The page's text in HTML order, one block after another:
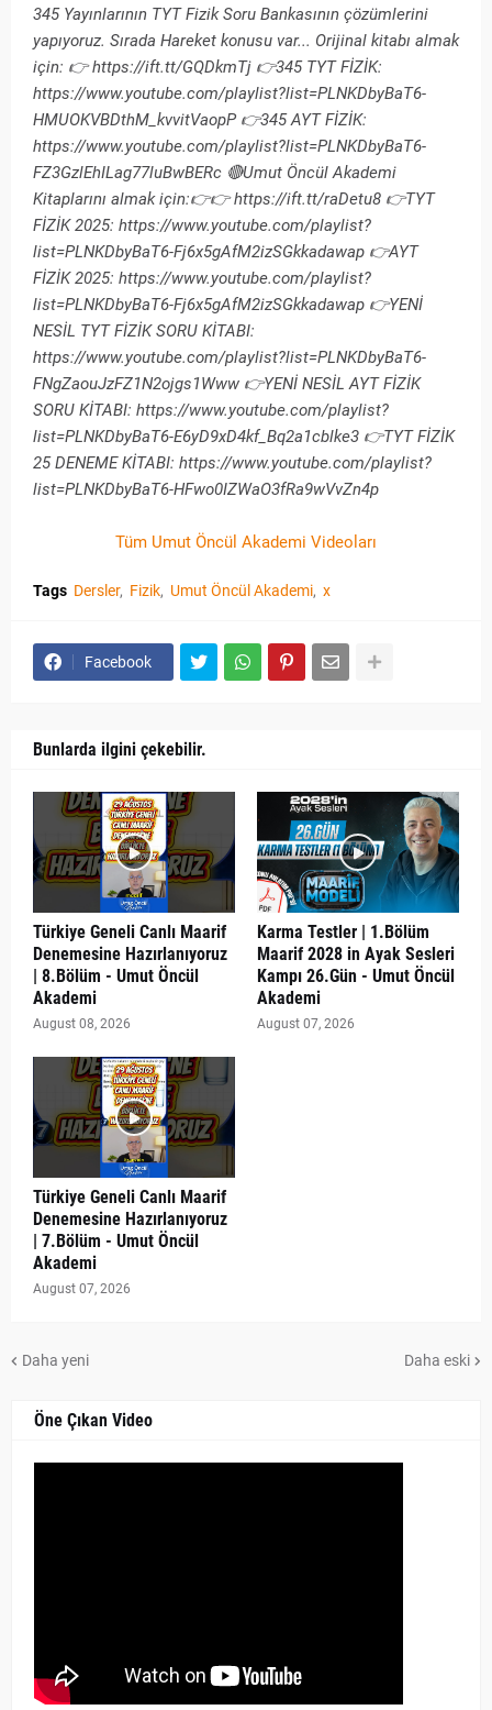
345 Yayınlarının TYT Fizik Soru Bankasının çözümlerini
yapıyoruz. Sırada Hareket konusu var... Orijinal kitabı almak
için: 👉 https://ift.tt/GQDkmTj 👉345 TYT FİZİK:
https://www.youtube.com/playlist?list=PLNKDbyBaT6-
HMUOKVBDthM_kvvitVaopP 👉345 AYT FİZİK:
https://www.youtube.com/playlist?list=PLNKDbyBaT6-
FZ3GzlEhILag77luBwBERc 🔴Umut Öncül Akademi
Kitaplarını almak için:👉👉 https://ift.tt/raDetu8 👉TYT
FİZİK 2025: https://www.youtube.com/playlist?
list=PLNKDbyBaT6-Fj6x5gAfM2izSGkkadawap 👉AYT
FİZİK 2025: https://www.youtube.com/playlist?
list=PLNKDbyBaT6-Fj6x5gAfM2izSGkkadawap 👉YENİ
NESİL TYT FİZİK SORU KİTABI:
https://www.youtube.com/playlist?list=PLNKDbyBaT6-
FNgZaouJzFZ1N2ojgs1Www 👉YENİ NESİL AYT FİZİK
SORU KİTABI: https://www.youtube.com/playlist?
list=PLNKDbyBaT6-E6yD9xD4kf_Bq2a1cblke3 👉TYT FİZİK
25 DENEME KİTABI: https://www.youtube.com/playlist?
list=PLNKDbyBaT6-HFwo0IZWaO3fRa9wVvZn4p
Tüm Umut Öncül Akademi Videoları
Tags Dersler Fizik Umut Öncül Akademi x
Facebook
Bunlarda ilgini çekebilir.
Türkiye Geneli Canlı Maarif
Denemesine Hazırlanıyoruz
| 8.Bölüm - Umut Öncül
Akademi
August 08, 2026
Karma Testler | 1.Bölüm
Maarif 2028 in Ayak Sesleri
Kampı 26.Gün - Umut Öncül
Akademi
August 07, 2026
Türkiye Geneli Canlı Maarif
Denemesine Hazırlanıyoruz
| 7.Bölüm - Umut Öncül
Akademi
August 07, 2026
Daha yeni Daha eski
Öne Çıkan Video